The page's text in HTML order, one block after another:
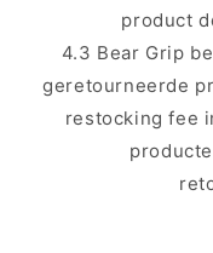
product
4.3 Bear Grip
geretourneerde
restocking fee